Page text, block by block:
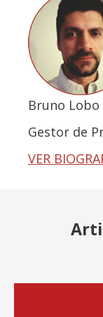
Bruno Lobo
Gestor de
VER